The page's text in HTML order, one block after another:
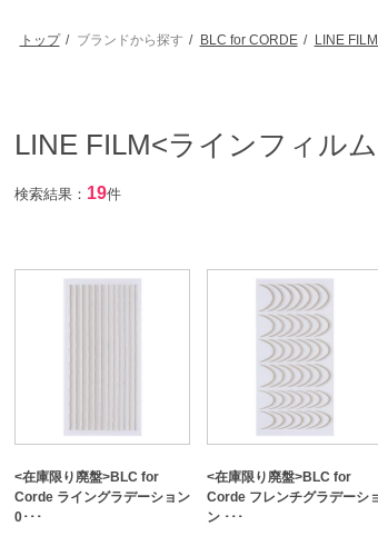
トップ ブランドから探す BLC for CORDE LINE
LINE FILM<ラインフィル
検索結果： 19件
<在庫限り廃盤>BLC for
Corde ライングラデーション
0･･･
<在庫限り廃盤>BLC for
Corde フレンチグラデーシ
ン ･･･